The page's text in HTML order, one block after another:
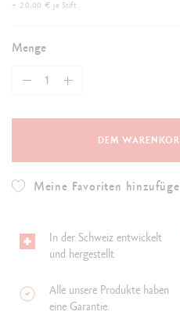
+ 20,00 € je Stift
Menge
DEM
Meine Favoriten
In der Schweiz entwickelt
und hergestellt
Alle unsere Produkte haben
eine Garantie.